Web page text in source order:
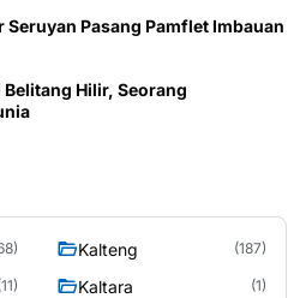
Seruyan Pasang Pamflet Imbauan
Hilir, Seorang
Kalteng (187)
Kaltara (1)